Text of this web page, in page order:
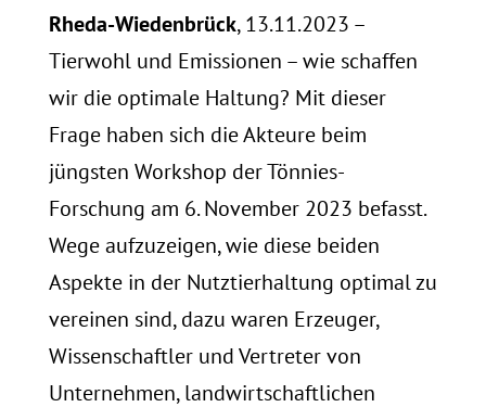
Rheda-Wiedenbrück, 13.11.2023 –
Tierwohl und Emissionen – wie schaffen
wir die optimale Haltung? Mit dieser
Frage haben sich die Akteure beim
jüngsten Workshop der Tönnies-
Forschung am 6. November 2023 befasst.
Wege aufzuzeigen, wie diese beiden
Aspekte in der Nutztierhaltung optimal zu
vereinen sind, dazu waren Erzeuger,
Wissenschaftler und Vertreter von
Unternehmen, landwirtschaftlichen